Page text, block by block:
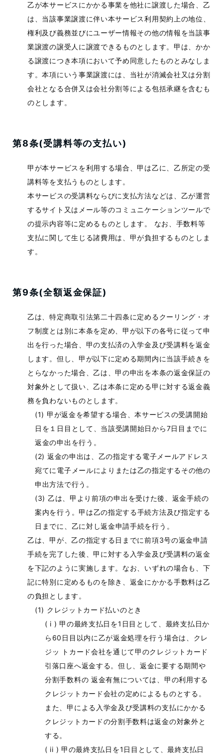
乙が本サービスにかかる事業を他社に譲渡した場合、乙
は、当該事業譲渡に伴い本サービス利用契約上の地位、
権利及び義務並びにユーザー情報その他の情報を当該事
業譲渡の譲受人に譲渡できるものとします。甲は、かか
る譲渡につき本項において予め同意したものとみなしま
す。本項にいう事業譲渡には、当社が消滅会社又は分割
会社となる合併又は会社分割等による包括承継を含むも
のとします。
第8条(受講料等の支払い)
甲が本サービスを利用する場合、甲は乙に、乙所定の受
講料等を支払うものとします。
本サービスの受講料ならびに支払方法などは、乙が運営
するサイト又はメール等のコミュニケーションツールで
の提示内容等に定めるものとします。 なお、手数料等
支払に関して生じる諸費用は、甲が負担するものとしま
す。
第9条(全額返金保証)
乙は、特定商取引法第二十四条に定めるクーリング・オ
フ制度とは別に本条を定め、甲が以下の各号に従って申
出を行った場合、甲の支払済の入学金及び受講料を返金
します。但し、甲が以下に定める期間内に当該手続きを
とらなかった場合、乙は、甲の申出を本条の返金保証の
対象外として扱い、乙は本条に定める甲に対する返金義
務を負わないものとします。
甲が返金を希望する場合、本サービスの受講開始
日を１日目として、当該受講開始日から7日目までに
返金の申出を行う。
返金の申出は、乙の指定する電子メールアドレス
宛てに電子メールによりまたは乙の指定するその他の
申出方法で行う。
乙は、甲より前項の申出を受けた後、返金手続の
案内を行う。甲は乙の指定する手続方法及び指定する
日までに、乙に対し返金申請手続を行う。
乙は、甲が、乙の指定する日までに前項3号の返金申請
手続を完了した後、甲に対する入学金及び受講料の返金
を下記のように実施します。なお、いずれの場合も、下
記に特別に定めるものを除き、返金にかかる手数料は乙
の負担とします。
クレジットカード払いのとき
甲の最終支払日を1日目として、最終支払日か
ら60日目以内に乙が返金処理を行う場合は、クレ
ジッ トカード会社を通じて甲のクレジットカード
引落口座へ返金する。但し、返金に要する期間や
分割手数料の 返金有無については、甲の利用する
クレジットカード会社の定めによるものとする。
また、甲による入学金及び受講料の支払にかかる
クレジットカードの分割手数料は返金の対象外と
する。
甲の最終支払日を1日目として、最終支払日